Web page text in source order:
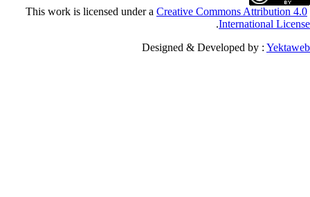
Creative Commons
.
Designed & Developed by :